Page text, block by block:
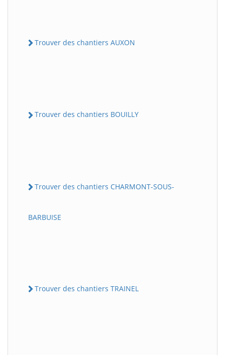
Trouver des chantiers AUXON
Trouver des chantiers BOUILLY
Trouver des chantiers CHARMONT-SOUS-
BARBUISE
Trouver des chantiers TRAINEL